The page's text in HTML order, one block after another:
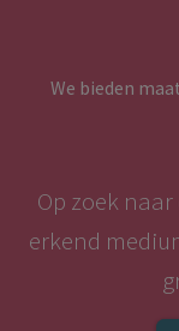
We bieden
Op zoek
erkend